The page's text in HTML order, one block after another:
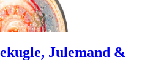
Julemand &